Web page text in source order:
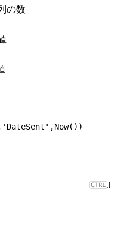
の数
J